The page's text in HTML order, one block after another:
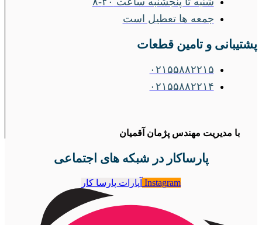
جمعه ها تعطیل است
پشتیبانی و تامین قطعات
۰۲۱۵۵۸۸۲۲۱۵
۰۲۱۵۵۸۸۲۲۱۴
با مدیریت مهندس پژمان آقمیان
پارساکار در شبکه های اجتماعی
Instagram آپارات پارسا کار